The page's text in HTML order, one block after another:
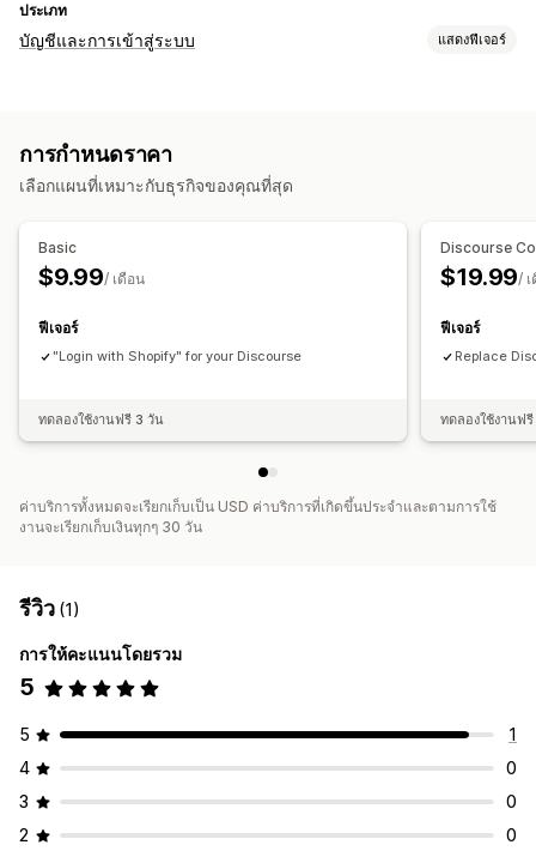
ประเภท
บัญชีและการเข้าสู่ระบบ แสดงฟีเจอร์
การกำหนดราคา
เลือกแผนที่เหมาะกับธุรกิจของคุณที่สุด
Basic
$9.99/ เดือน
ฟีเจอร์
"Login with Shopify" for your Discourse
ทดลองใช้งานฟรี 3 วัน
Discourse
$19.99/
ฟีเจอร์
Replace
ทดลองใช้งานฟ
ค่าบริการทั้งหมดจะเรียกเก็บเป็น USD ค่าบริการที่เกิดขึ้นประจำและตามการใช้
งานจะเรียกเก็บเงินทุกๆ 30 วัน
รีวิว (1)
การให้คะแนนโดยรวม
5
5
1
4
0
3
0
2
0